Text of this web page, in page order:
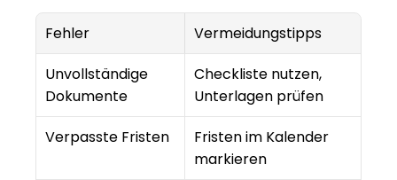
Fehler
Vermeidungstipps
Unvollständige
Dokumente
Checkliste nutzen,
Unterlagen prüfen
Verpasste Fristen
Fristen im Kalender
markieren